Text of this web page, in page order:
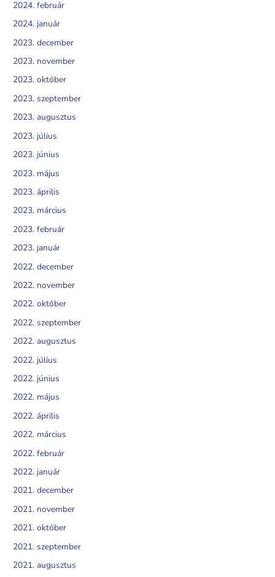
2024. február
2024. január
2023. december
2023. november
2023. október
2023. szeptember
2023. augusztus
2023. július
2023. június
2023. május
2023. április
2023. március
2023. február
2023. január
2022. december
2022. november
2022. október
2022. szeptember
2022. augusztus
2022. július
2022. június
2022. május
2022. április
2022. március
2022. február
2022. január
2021. december
2021. november
2021. október
2021. szeptember
2021. augusztus